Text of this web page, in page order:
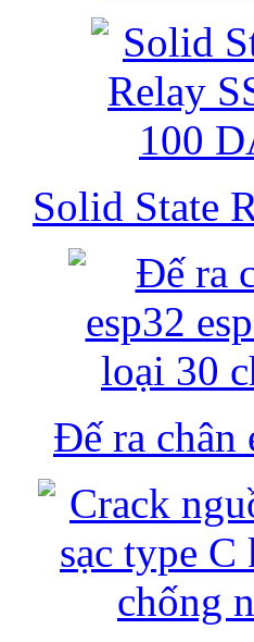
Solid State
Đế ra chân